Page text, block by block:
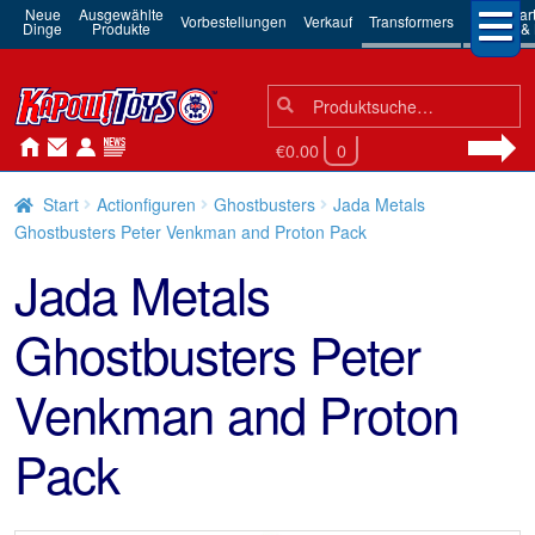
Neue
Dinge
Ausgewählte
Produkte Vorbestellungen Verkauf Transformers 3rd
Robots
Suchen
nach:
Suche
€0.00 0
Start Actionfiguren Ghostbusters
Jada Metals
Ghostbusters Peter Venkman and Proton Pack
Jada Metals
Ghostbusters Peter
Venkman and Proton
Pack